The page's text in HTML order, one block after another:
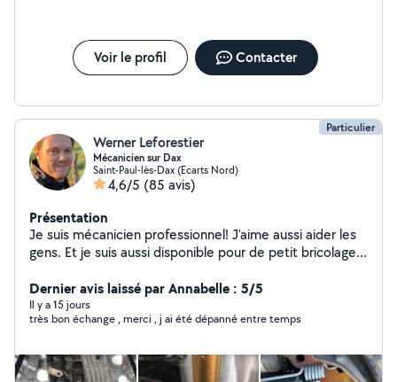
Voir le profil Contacter
Particulier
Werner Leforestier
Mécanicien sur Dax
Saint-Paul-lès-Dax (Ecarts Nord)
4,6/5 (85 avis)
Présentation
Je suis mécanicien professionnel! J'aime aussi aider les
gens. Et je suis aussi disponible pour de petit bricolage
Dernier avis laissé par Annabelle : 5/5
Il y a 15 jours
très bon échange , merci , j ai été dépanné entre temps